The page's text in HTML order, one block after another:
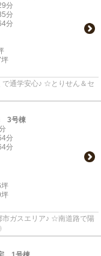
分
分
分
通学安心♪ ☆とりせん＆セ
3号棟
分
分
ガスエリア♪ ☆南道路で陽